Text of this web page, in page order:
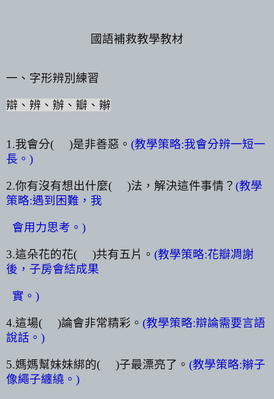
國語補救教學教材
一、字形辨別練習
辯、辨、辦、瓣、辮
1.我會分( )是非善惡。 (教學策略:我會分辨一短一
長。 )
2.你有沒有想出什麼( )法，解決這件事情？ (教學
策略:遇到困難，我
會用力思考。 )
3.這朵花的花( )共有五片。 (教學策略:花瓣凋謝
後，子房會結成果
實。 )
4.這場( )論會非常精彩。 (教學策略:辯論需要言語
說話。 )
5.媽媽幫妹妹綁的( )子最漂亮了。 (教學策略:辮子
像繩子纏繞。 )